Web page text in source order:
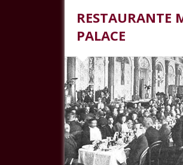
RESTAURANTE
PALACE